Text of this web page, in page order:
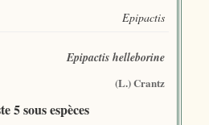
Epipactis
Epipactis helleborine
(L.) Crantz
5 sous espèces